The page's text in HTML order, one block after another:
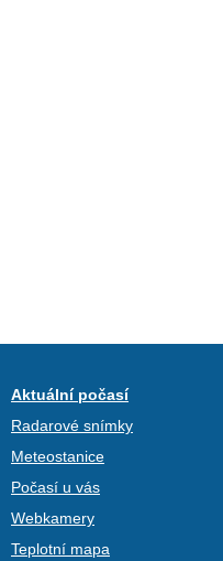
Aktuální počasí
Radarové snímky
Meteostanice
Počasí u vás
Webkamery
Teplotní mapa